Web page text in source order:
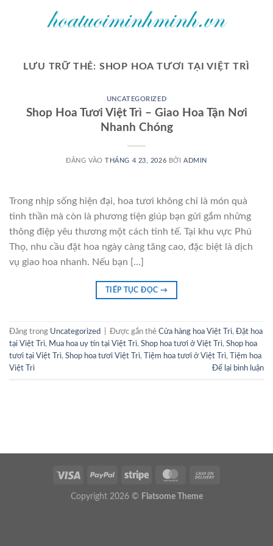
LƯU TRỮ THẺ: SHOP HOA TƯƠI TẠI VIỆT TRÌ
UNCATEGORIZED
Shop Hoa Tươi Việt Trì – Giao Hoa Tận Nơi
Nhanh Chóng
ĐĂNG VÀOTHÁNG 4 23, 2026 BỞI ADMIN
Trong nhịp sống hiện đại, hoa tươi không chỉ là món quà
tinh thần mà còn là phương tiện giúp bạn gửi gắm những
thông điệp yêu thương một cách tinh tế. Tại khu vực Phú
Thọ, nhu cầu đặt hoa ngày càng tăng cao, đặc biệt là dịch
vụ giao hoa nhanh. Nếu bạn […]
TIẾP TỤC ĐỌC →
Đăng trong Uncategorized Được gắn thẻ Cửa hàng hoa Việt Trì, Đặt hoa
tại Việt Trì, Mua hoa uy tín tại Việt Trì, Shop hoa tươi ở Việt Trì, Shop hoa
tươi tại Việt Trì, Shop hoa tươi Việt Trì, Tiệm hoa tươi ở Việt Trì,
Tiệm hoa
Việt Trì
Để lại bình luận
Copyright 2026 © Flatsome Theme